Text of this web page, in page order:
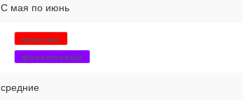
С мая по июнь
красный
фиолетовый
средние